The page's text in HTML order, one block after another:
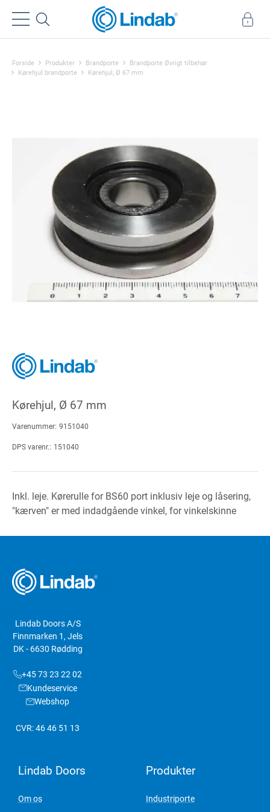
Forside Produkter Brandporte
Brandporte Øvrigt tilbehør
Kørehjul brandporte
Kørehjul, Ø 67 mm
Kørehjul, Ø 67 mm
Varenummer: 9151040
DPS varenr.: 151040
Inkl. leje. Kørerulle for BS60 port inklusiv leje og låsering,
"kærven" er med indadgående vinkel, for vinkelskinne
Lindab Doors A/S
Finnmarken 1, Jels
DK - 6630 Rødding
+45 73 23 22 02
Kundeservice
Webshop
CVR: 46 46 51 13
Lindab Doors
Om os
Produkter
Industriporte